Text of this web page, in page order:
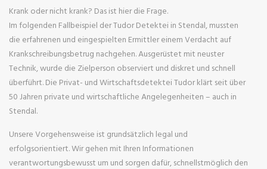
Krank oder nicht krank? Das ist hier die Frage.
Im folgenden Fallbeispiel der Tudor Detektei in Stendal, mussten
die erfahrenen und eingespielten Ermittler einem Verdacht auf
Krankschreibungsbetrug nachgehen. Ausgerüstet mit neuster
Technik, wurde die Zielperson observiert und diskret und schnell
überführt. Die Privat- und Wirtschaftsdetektei Tudor klärt seit über
50 Jahren private und wirtschaftliche Angelegenheiten – auch in
Stendal.
Unsere Vorgehensweise ist grundsätzlich legal und
erfolgsorientiert. Wir gehen mit Ihren Informationen
verantwortungsbewusst um und sorgen dafür, schnellstmöglich den